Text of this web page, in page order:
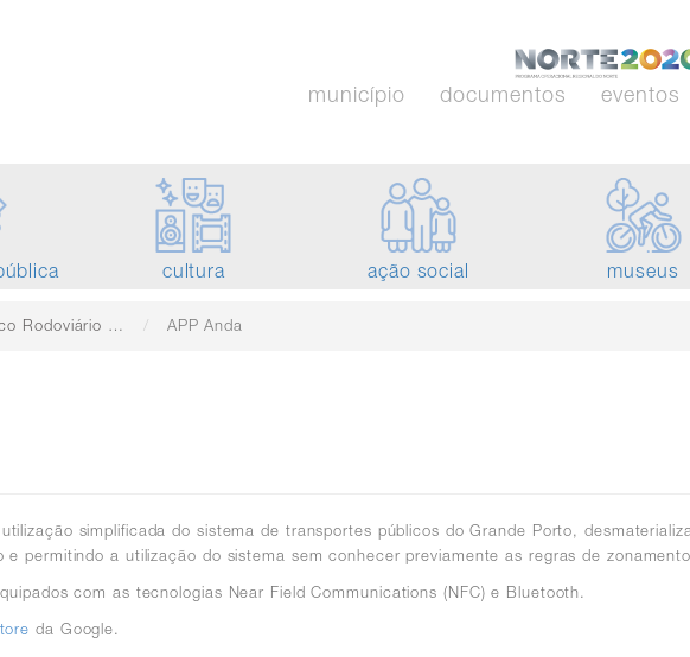
município documentos eventos
cultura ação social museus
de Passageiros APP Anda
simplificada do sistema de transportes públicos do Grande Porto,
permitindo a utilização do sistema sem conhecer previamente as regras de
com as tecnologias Near Field Communications (NFC) e Bluetooth.
da Google.